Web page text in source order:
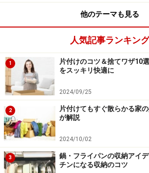
し入れするものは、子どもの目線で
目の引き出しに入れています。
一番下の段には大皿類、水筒などのボ
います。
■食器収納のルール3：並べ方にも気を
同じ種類のグラス類は手前から奥に縦に
棚板にグラス類を並べる時には同じ種
他のテーマも見る
人気記事ランキング
1
片付けのコツ＆捨てワザ10
をスッキリ快適に
2024/09/25
2
片付けてもすぐ散らかる家
が解説
2024/10/02
3
鍋・フライパンの収納アイ
チンになる収納のコツ